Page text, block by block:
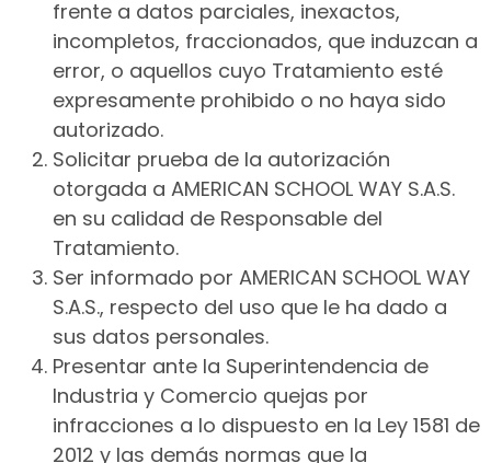
frente a datos parciales, inexactos,
incompletos, fraccionados, que induzcan a
error, o aquellos cuyo Tratamiento esté
expresamente prohibido o no haya sido
autorizado.
Solicitar prueba de la autorización
otorgada a AMERICAN SCHOOL WAY S.A.S.
en su calidad de Responsable del
Tratamiento.
Ser informado por AMERICAN SCHOOL WAY
S.A.S., respecto del uso que le ha dado a
sus datos personales.
Presentar ante la Superintendencia de
Industria y Comercio quejas por
infracciones a lo dispuesto en la Ley 1581 de
2012 y las demás normas que la